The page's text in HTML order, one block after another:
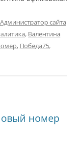
Администратор сайта
, Валентина
, Победа75,
номер